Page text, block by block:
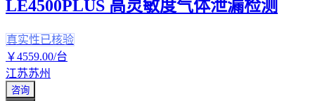
LE4500PLUS 高灵敏度气体泄漏检测
真实性已核验
￥4559.00/台
江苏苏州
咨询